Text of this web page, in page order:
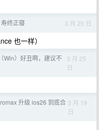
终正寝 3 月 25 日
也一样）
Win）好丑啊，建议不
3 月 25
日
升级 ios26 到底合 3 月 19
日